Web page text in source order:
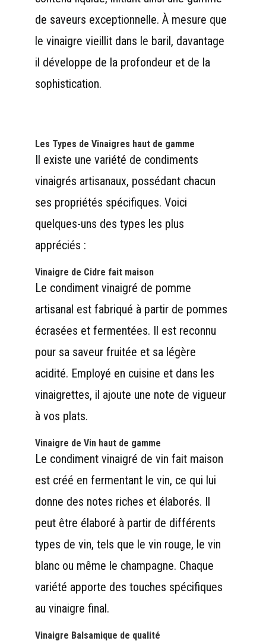
de saveurs exceptionnelle. À mesure que
le vinaigre vieillit dans le baril, davantage
il développe de la profondeur et de la
sophistication.
Les Types de Vinaigres haut de gamme
Il existe une variété de condiments
vinaigrés artisanaux, possédant chacun
ses propriétés spécifiques. Voici
quelques-uns des types les plus
appréciés :
Vinaigre de Cidre fait maison
Le condiment vinaigré de pomme
artisanal est fabriqué à partir de pommes
écrasées et fermentées. Il est reconnu
pour sa saveur fruitée et sa légère
acidité. Employé en cuisine et dans les
vinaigrettes, il ajoute une note de vigueur
à vos plats.
Vinaigre de Vin haut de gamme
Le condiment vinaigré de vin fait maison
est créé en fermentant le vin, ce qui lui
donne des notes riches et élaborés. Il
peut être élaboré à partir de différents
types de vin, tels que le vin rouge, le vin
blanc ou même le champagne. Chaque
variété apporte des touches spécifiques
au vinaigre final.
Vinaigre Balsamique de qualité